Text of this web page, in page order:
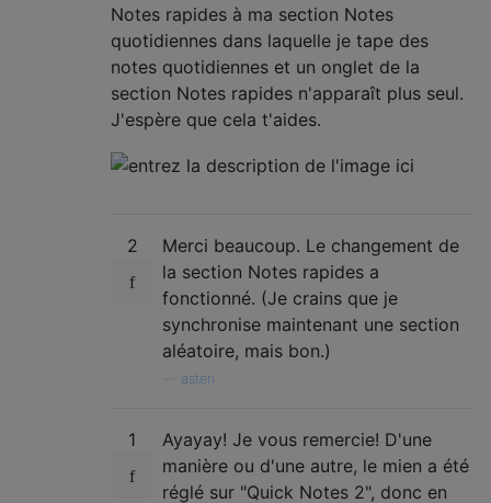
Notes rapides à ma section Notes
quotidiennes dans laquelle je tape des
notes quotidiennes et un onglet de la
section Notes rapides n'apparaît plus seul.
J'espère que cela t'aides.
2
Merci beaucoup. Le changement de
la section Notes rapides a
fonctionné. (Je crains que je
synchronise maintenant une section
aléatoire, mais bon.)
asteri
1
Ayayay! Je vous remercie! D'une
manière ou d'une autre, le mien a été
réglé sur "Quick Notes 2", donc en